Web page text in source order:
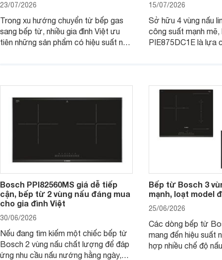
23/07/2026
Trong xu hướng chuyển từ bếp gas
sang bếp từ, nhiều gia đình Việt ưu
tiên những sản phẩm có hiệu suất nấu
mẫu bếp đáp ứng tốt các tiêu chí này.
15/07/2026
Sở hữu 4 vùng nấu
công suất mạnh
PIE875DC1E là lựa
Bosch PPI82560MS giá dễ tiếp
cận, bếp từ 2 vùng nấu đáng mua
cho gia đình Việt
30/06/2026
Nếu đang tìm kiếm một chiếc bếp từ
Bosch 2 vùng nấu chất lượng để đáp
ứng nhu cầu nấu nướng hằng ngày,
Bếp từ Bosch 3
mạnh, loạt model
25/06/2026
Các dòng bếp từ
mang đến hiệu suất
hợp nhiều chế độ